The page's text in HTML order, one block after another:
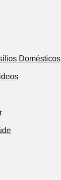
Domésticos